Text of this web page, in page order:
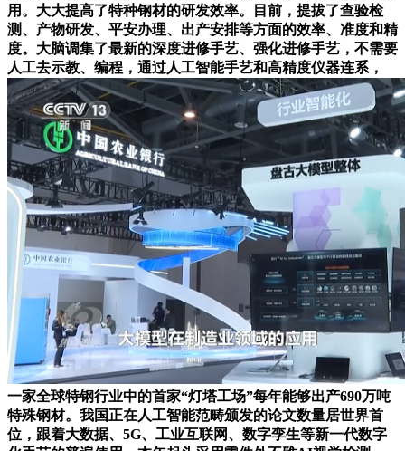
用。大大提高了特种钢材的研发效率。目前，提拔了查验检
测、产物研发、平安办理、出产安排等方面的效率、准度和精
度。大脑调集了最新的深度进修手艺、强化进修手艺，不需要
人工去示教、编程，通过人工智能手艺和高精度仪器连系，
一家全球特钢行业中的首家“灯塔工场”每年能够出产690万吨
特殊钢材。我国正在人工智能范畴颁发的论文数量居世界首
位，跟着大数据、5G、工业互联网、数字孪生等新一代数字